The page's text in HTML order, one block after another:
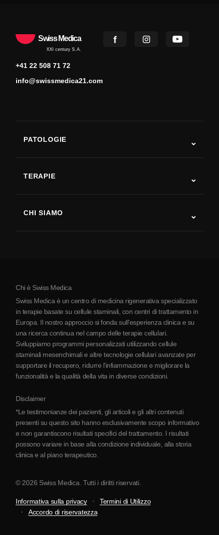
Swiss Medica
XXI century S.A.
+41 22 508 71 72
info@swissmedica21.com
PATOLOGIE
Malattia di Parkinson
Artrite
TERAPIE
CHI SIAMO
La Serbia
Partnership
Chi è Swiss Medica
Swiss Medica è un centro di medicina rigenerativa specializzato
in terapie basate su cellule staminali, con centri di trattamento in
Europa. Il nostro approccio si fonda sull’esperienza clinica e su
una ricerca continua nel campo delle terapie cellulari.
Sviluppiamo programmi personalizzati utilizzando cellule
staminali mesenchimali e altre tecnologie cellulari avanzate per
supportare il recupero, ridurre l’infiammazione e migliorare la
funzionalità e la qualità della vita in diverse condizioni.
Disclaimer
*Le testimonianze dei pazienti, gli articoli e gli altri contenuti
presenti su questo sito hanno esclusivamente scopo informativo
e non garantiscono risultati specifici del trattamento. I risultati
possono variare in base alla condizione individuale, alla storia
clinica e al piano terapeutico.
© 2026 Swiss Medica. Tutti i diritti riservati.
Informativa sulla privacy
Termini di Utilizzo
Accordo di riservatezza